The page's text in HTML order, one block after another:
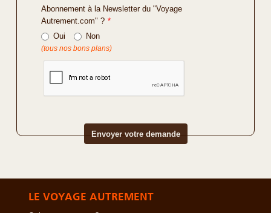
Abonnement à la Newsletter du "Voyage
Autrement.com" ? *
Oui
Non
(tous nos bons plans)
LE VOYAGE AUTREMENT